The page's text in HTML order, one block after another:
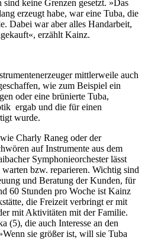
keine Grenzen gesetzt. »Das
erzeugt habe, war eine Tuba, die
Dabei war aber alles Handarbeit,
erzählt Kainz.
mittlerweile auch
wie zum Beispiel ein
oder eine brünierte Tuba,
ergab und die für einen
wurde.
Charly Raneg oder der
auf Instrumente aus dem
Symphonieorchester lässt
bzw. reparieren. Wichtig sind
und Beratung der Kunden, für
60 Stunden pro Woche ist Kainz
die Freizeit verbringt er mit
mit Aktivitäten mit der Familie.
(5), die auch Interesse an den
sie größer ist, will sie Tuba